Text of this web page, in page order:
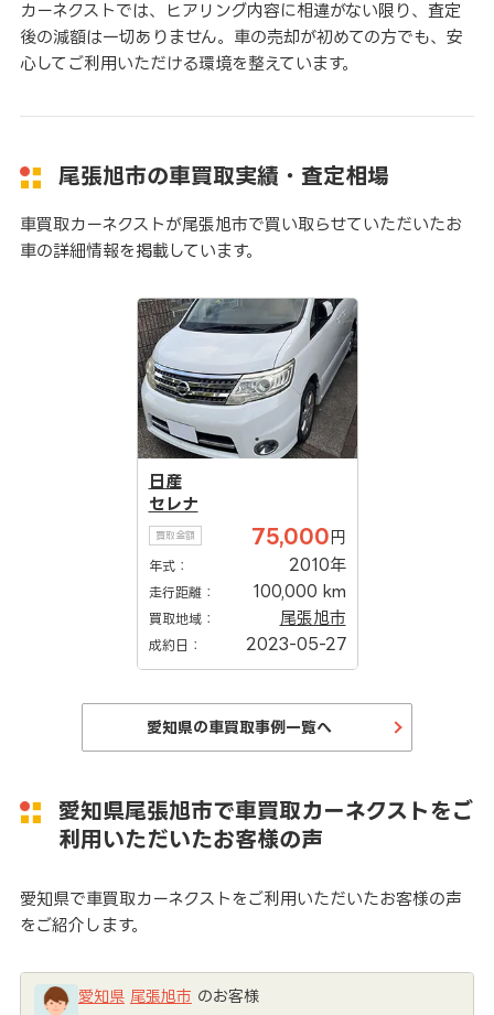
カーネクストでは、ヒアリング内容に相違がない限り、査定
後の減額は一切ありません。車の売却が初めての方でも、安
心してご利用いただける環境を整えています。
尾張旭市の車買取実績・査定相場
車買取カーネクストが尾張旭市で買い取らせていただいたお
車の詳細情報を掲載しています。
日産
セレナ
買取金額 75,000 円
年式： 2010年
走行距離： 100,000 km
買取地域： 尾張旭市
成約日： 2023-05-27
愛知県の車買取事例一覧へ
愛知県尾張旭市で車買取カーネクストをご
利用いただいたお客様の声
愛知県で車買取カーネクストをご利用いただいたお客様の声
をご紹介します。
愛知県 尾張旭市 のお客様